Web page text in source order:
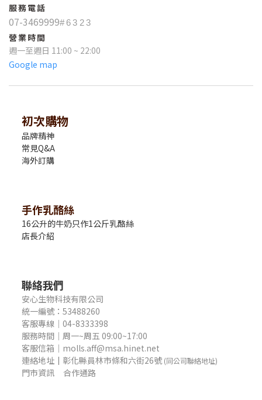
服務電話
07-3469999#6323
營業時間
週一至週日 11:00 ~ 22:00
Google map
初次購物
品牌精神
常見Q&A
海外訂購
手作乳酪絲
16公升的牛奶只作1公斤乳酪絲
店長介紹
聯絡我們
安心生物科技有限公司
統一編號：53488260
客服專線｜04-8333398
服務時間｜周一~周五 09:00~17:00
客服信箱｜molls.aff@msa.hinet.net
連絡地址 ｜ 彰化縣員林市條和六街26號 (同公司聯絡地址)
門市資訊 合作通路